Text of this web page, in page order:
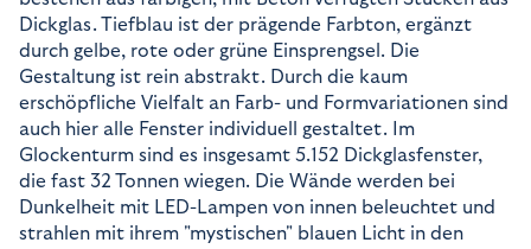
Dickglas. Tiefblau ist der prägende Farbton, ergänzt
durch gelbe, rote oder grüne Einsprengsel. Die
Gestaltung ist rein abstrakt. Durch die kaum
erschöpfliche Vielfalt an Farb- und Formvariationen sind
auch hier alle Fenster individuell gestaltet. Im
Glockenturm sind es insgesamt 5.152 Dickglasfenster,
die fast 32 Tonnen wiegen. Die Wände werden bei
Dunkelheit mit LED-Lampen von innen beleuchtet und
strahlen mit ihrem "mystischen" blauen Licht in den